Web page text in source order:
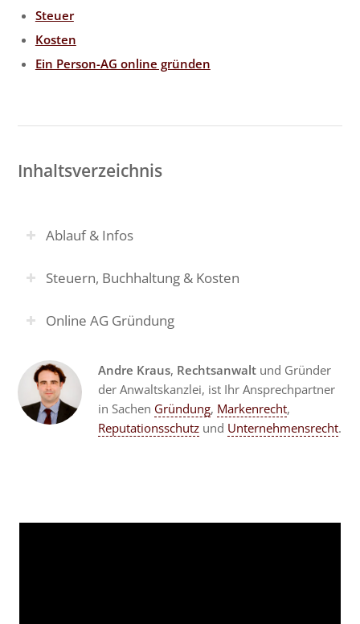
Steuer
Kosten
Ein Person-AG online gründen
Inhaltsverzeichnis
Ablauf & Infos
Steuern, Buchhaltung & Kosten
Online AG Gründung
Andre Kraus, Rechtsanwalt und Gründer
der Anwaltskanzlei, ist Ihr Ansprechpartner
in Sachen Gründung, Markenrecht,
Reputationsschutzund Unternehmensrecht.